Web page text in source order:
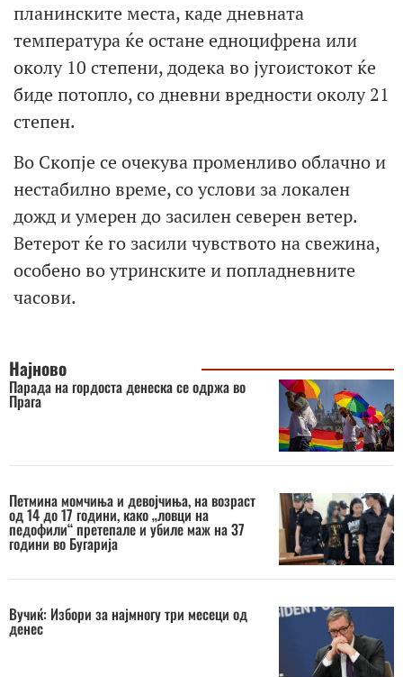
планинските места, каде дневната
температура ќе остане едноцифрена или
околу 10 степени, додека во југоистокот ќе
биде потопло, со дневни вредности околу 21
степен.
Во Скопје се очекува променливо облачно и
нестабилно време, со услови за локален
дожд и умерен до засилен северен ветер.
Ветерот ќе го засили чувството на свежина,
особено во утринските и попладневните
часови.
Најново
Парада на гордоста денеска се одржа во
Прага
Петмина момчиња и девојчиња, на возраст
од 14 до 17 години, како „ловци на
педофили“ претепале и убиле маж на 37
години во Бугарија
Вучиќ: Избори за најмногу три месеци од
денес